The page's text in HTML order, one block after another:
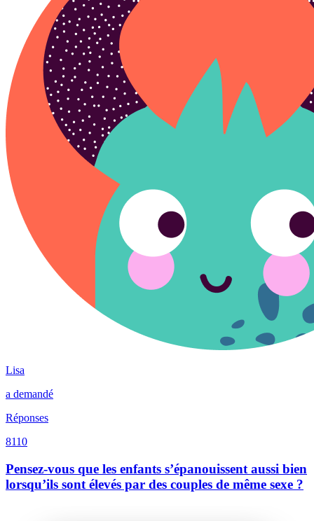
Lisa
a demandé
Réponses
8110
Pensez-vous que les enfants s’épanouissent aussi bien
lorsqu’ils sont élevés par des couples de même sexe ?